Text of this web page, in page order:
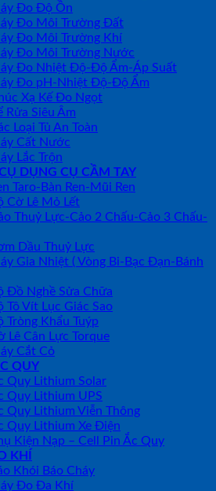
Đo Độ Ồn
Đo Môi Trường Đất
Đo Môi Trường Khí
Đo Môi Trường Nước
Đo Nhiệt Độ-Độ Ẩm-Áp Suất
Đo pH-Nhiệt Độ-Độ Ẩm
Xạ Kế Đo Ngọt
Rửa Siêu Âm
Loại Tủ An Toàn
Cất Nước
Lắc Trộn
DỤNG CỤ CẦM TAY
Taro-Bàn Ren-Mũi Ren
Cờ Lê Mỏ Lết
Thuỷ Lực-Cảo 2 Chấu-Cảo 3 Chấu-
Dầu Thuỷ Lực
Gia Nhiệt ( Vòng Bi-Bạc Đạn-Bánh
Đồ Nghề Sửa Chữa
Tô Vít Lục Giác Sao
Tròng Khẩu Tuýp
Lê Cân Lực Torque
Cắt Cỏ
QUY
Quy Lithium Solar
Quy Lithium UPS
Quy Lithium Viễn Thông
Quy Lithium Xe Điện
Kiện Nạp – Cell Pin Ắc Quy
KHÍ
Khói Báo Cháy
Đo Đa Khí